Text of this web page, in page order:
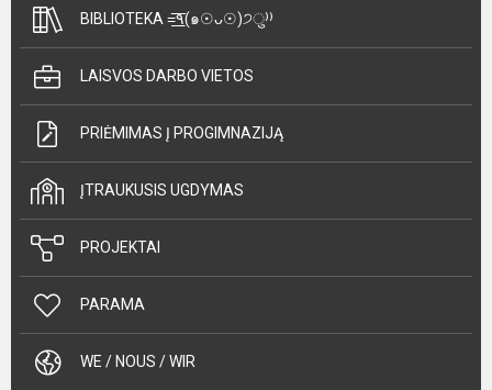
BIBLIOTEKA =͟͟͞͞٩(๑☉ᴗ☉)੭ु⁾⁾
LAISVOS DARBO VIETOS
PRIĖMIMAS Į PROGIMNAZIJĄ
ĮTRAUKUSIS UGDYMAS
PROJEKTAI
PARAMA
WE / NOUS / WIR